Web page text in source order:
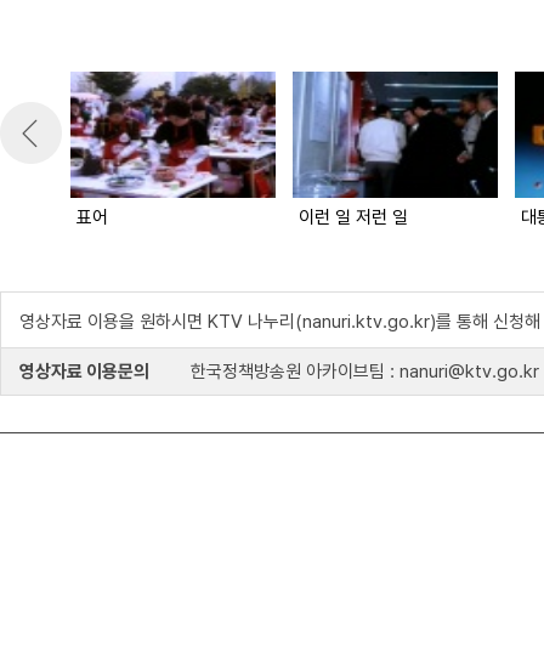
표어 이런 일 저런 일 대
영상자료 이용을 원하시면 KTV 나누리(nanuri.ktv.go.kr)를 통해 신청해
영상자료 이용문의 한국정책방송원 아카이브팀 : nanuri@ktv.go.kr